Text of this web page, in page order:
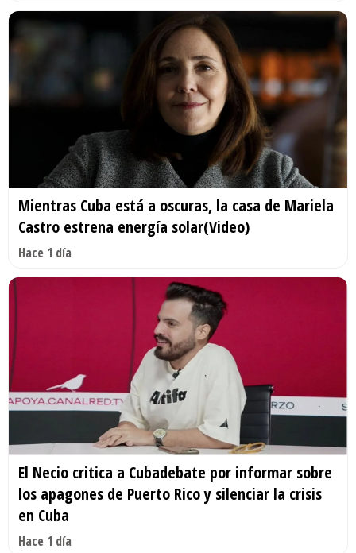
Mientras Cuba está a oscuras, la casa de Mariela
Castro estrena energía solar(Video)
Hace 1 día
El Necio critica a Cubadebate por informar sobre
los apagones de Puerto Rico y silenciar la crisis
en Cuba
Hace 1 día